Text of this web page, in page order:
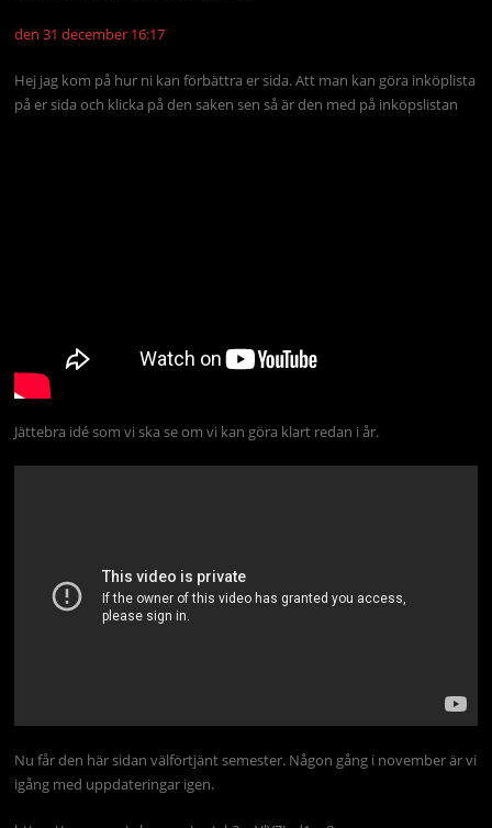
den 31 december 16:17
Hej jag kom på hur ni kan förbättra er sida. Att man kan göra inköplista
på er sida och klicka på den saken sen så är den med på inköpslistan
Jättebra idé som vi ska se om vi kan göra klart redan i år.
Nu får den här sidan välförtjänt semester. Någon gång i november är vi
igång med uppdateringar igen.